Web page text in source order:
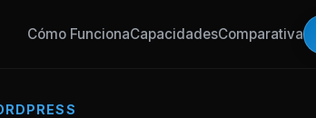
Cómo FuncionaCapacidadesComparativa